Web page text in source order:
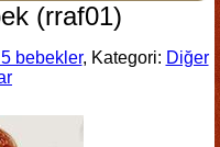
(rraf01)
bebekler, Kategori: Diğer